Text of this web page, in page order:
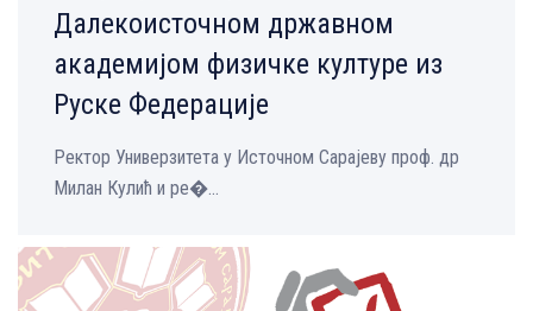
Далекоисточном државном
академијом физичке културе из
Руске Федерације
Ректор Универзитета у Источном Сарајеву проф. др
Милан Кулић и ре�...